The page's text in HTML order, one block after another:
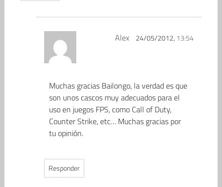
Alex 24/05/2012, 13:54
Muchas gracias Bailongo, la verdad es que
son unos cascos muy adecuados para el
uso en juegos FPS, como Call of Duty,
Counter Strike, etc… Muchas gracias por
tu opinión.
Responder